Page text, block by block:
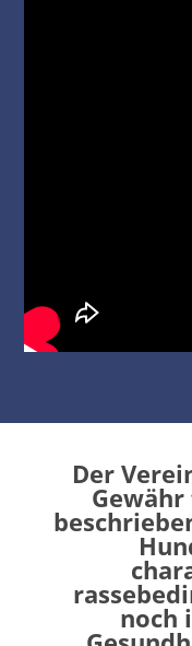
Der
noch